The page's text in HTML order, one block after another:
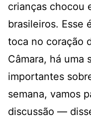
crianças chocou
brasileiros. Esse
toca no coração
Câmara, há uma
importantes
semana, vamos
discussão —